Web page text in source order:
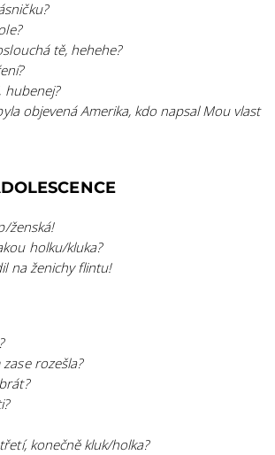
tě, hehehe?
hubenej?
objevená Amerika, kdo napsal Mou vlast
ženská!
holku/kluka?
na ženichy flintu!
rozešla?
konečně kluk/holka?